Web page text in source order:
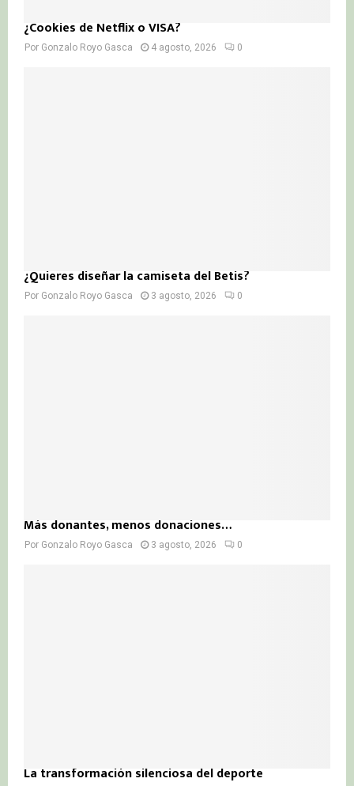
¿Cookies de Netflix o VISA?
Por Gonzalo Royo Gasca 4 agosto, 2026 0
¿Quieres diseñar la camiseta del Betis?
Por Gonzalo Royo Gasca 3 agosto, 2026 0
Más donantes, menos donaciones…
Por Gonzalo Royo Gasca 3 agosto, 2026 0
La transformación silenciosa del deporte